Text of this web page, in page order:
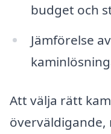
budget och
Jämförelse
Att välja rätt